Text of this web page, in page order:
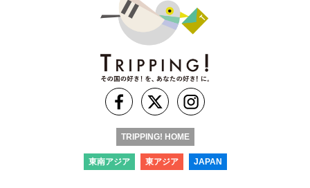
TRIPPING! HOME
東南アジア 東アジア JAPAN